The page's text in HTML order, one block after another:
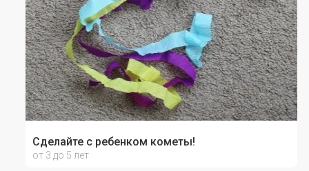
Сделайте с ребенком кометы!
от 3 до 5 лет